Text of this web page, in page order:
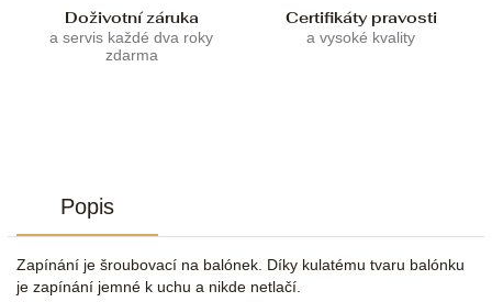
Doživotní záruka
a servis každé dva roky
zdarma
Certifikáty pravosti
a vysoké kvality
Popis
Zapínání je šroubovací na balónek. Díky kulatému tvaru balónku
je zapínání jemné k uchu a nikde netlačí.